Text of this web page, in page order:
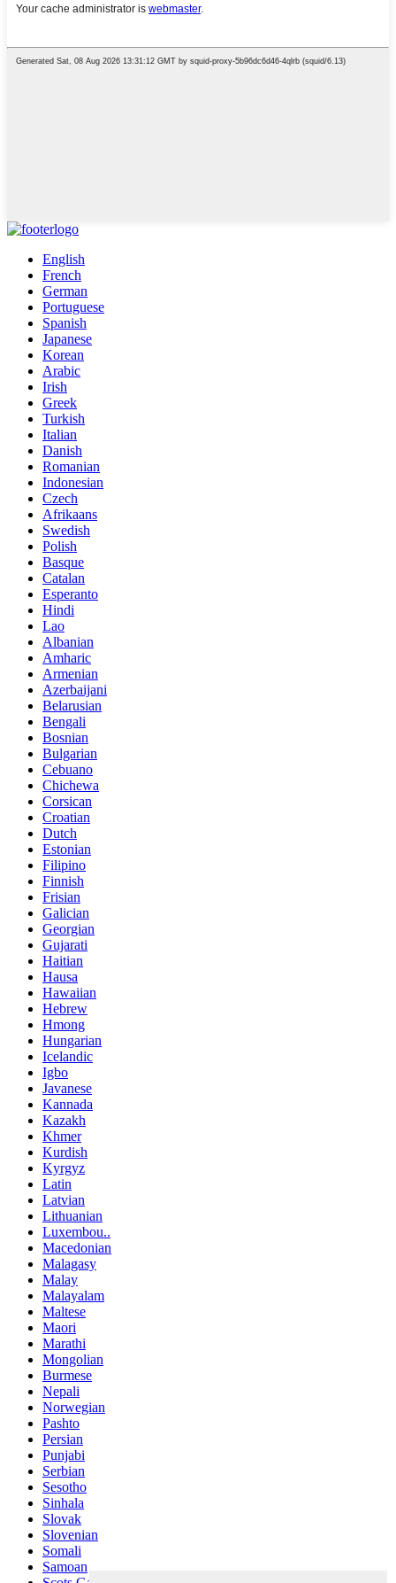
English
French
German
Portuguese
Spanish
Japanese
Korean
Arabic
Irish
Greek
Turkish
Italian
Danish
Romanian
Indonesian
Czech
Afrikaans
Swedish
Polish
Basque
Catalan
Esperanto
Hindi
Lao
Albanian
Amharic
Armenian
Azerbaijani
Belarusian
Bengali
Bosnian
Bulgarian
Cebuano
Chichewa
Corsican
Croatian
Dutch
Estonian
Filipino
Finnish
Frisian
Galician
Georgian
Gujarati
Haitian
Hausa
Hawaiian
Hebrew
Hmong
Hungarian
Icelandic
Igbo
Javanese
Kannada
Kazakh
Khmer
Kurdish
Kyrgyz
Latin
Latvian
Lithuanian
Luxembou..
Macedonian
Malagasy
Malay
Malayalam
Maltese
Maori
Marathi
Mongolian
Burmese
Nepali
Norwegian
Pashto
Persian
Punjabi
Serbian
Sesotho
Sinhala
Slovak
Slovenian
Somali
Samoan